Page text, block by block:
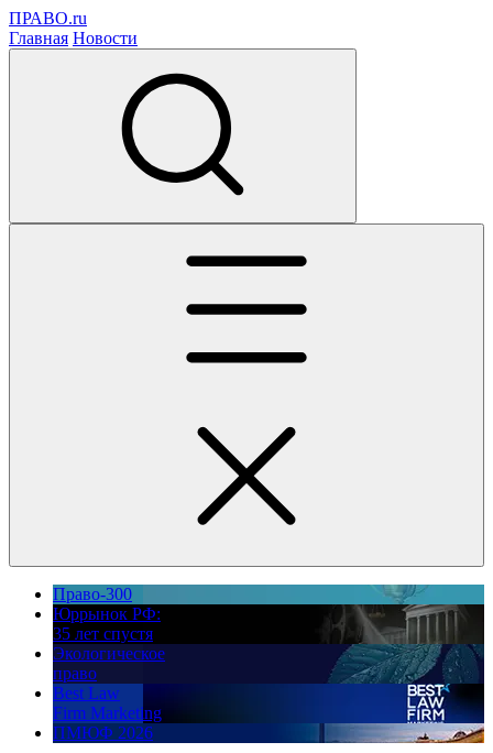
ПРАВО.ru
Главная Новости
Право-300
Юррынок РФ:
35 лет спустя
Экологическое
право
Best Law
Firm Marketing
ПМЮФ 2026